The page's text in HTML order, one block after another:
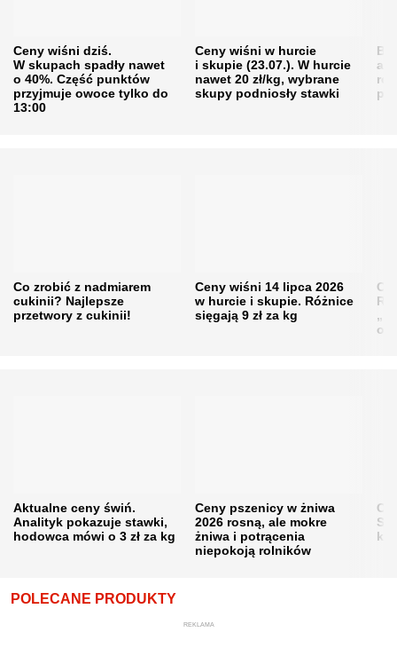
Ceny wiśni dziś.
W skupach spadły nawet
o 40%. Część punktów
przyjmuje owoce tylko do
13:00
Ceny wiśni w hurcie
i skupie (23.07.). W hurcie
nawet 20 zł/kg, wybrane
skupy podniosły stawki
Co zrobić z nadmiarem
cukinii? Najlepsze
przetwory z cukinii!
Ceny wiśni 14 lipca 2026
w hurcie i skupie. Różnice
sięgają 9 zł za kg
Aktualne ceny świń.
Analityk pokazuje stawki,
hodowca mówi o 3 zł za kg
Ceny pszenicy w żniwa
2026 rosną, ale mokre
żniwa i potrącenia
niepokoją rolników
POLECANE PRODUKTY
REKLAMA